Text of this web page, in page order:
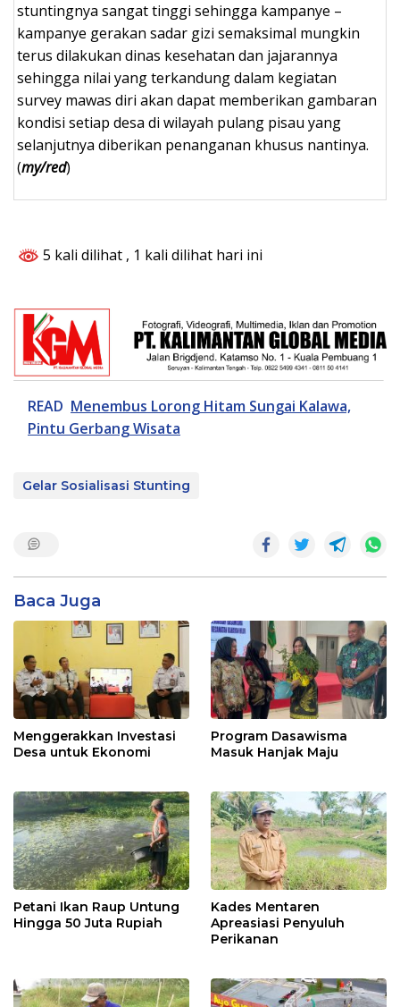
stuntingnya sangat tinggi sehingga kampanye –
kampanye gerakan sadar gizi semaksimal mungkin
terus dilakukan dinas kesehatan dan jajarannya
sehingga nilai yang terkandung dalam kegiatan
survey mawas diri akan dapat memberikan gambaran
kondisi setiap desa di wilayah pulang pisau yang
selanjutnya diberikan penanganan khusus nantinya.
(my/red)
5 kali dilihat , 1 kali dilihat hari ini
READ Menembus Lorong Hitam Sungai Kalawa,
Pintu Gerbang Wisata
Gelar Sosialisasi Stunting
Baca Juga
Menggerakkan Investasi
Desa untuk Ekonomi
Program Dasawisma
Masuk Hanjak Maju
Petani Ikan Raup Untung
Hingga 50 Juta Rupiah
Kades Mentaren
Apreasiasi Penyuluh
Perikanan